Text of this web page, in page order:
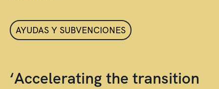
AYUDAS Y SUBVENCIONES
‘Accelerating the transition